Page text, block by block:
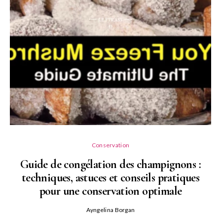
Conservation
Guide de congélation des champignons :
techniques, astuces et conseils pratiques
pour une conservation optimale
Ayngelina Borgan